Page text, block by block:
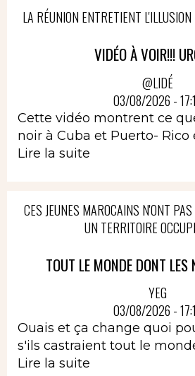
LA RÉUNION ENTRETIENT
VIDÉO À VOIR!!!
@LIDÉ
03/08/2026 -
Cette vidéo montrent ce
noir à Cuba et Puerto- Rico
Lire la suite
CES JEUNES MAROCAINS N'ONT
UN TERRITOIRE
TOUT LE MONDE DONT LES
YEG
03/08/2026 -
Ouais et ça change quoi
s'ils castraient tout le
Lire la suite